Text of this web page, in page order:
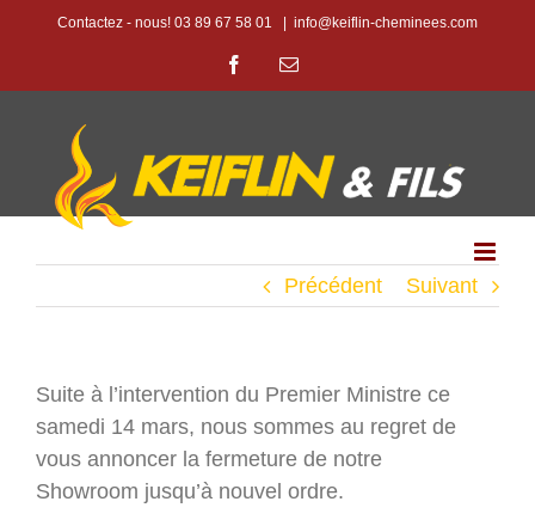
PasserContactez - nous! 03 89 67 58 01 info@keiflin-cheminees.com
FacebookEmail
Précédent Suivant
Suite à l’intervention du Premier Ministre ce
samedi 14 mars, nous sommes au regret de
vous annoncer la fermeture de notre
Showroom jusqu’à nouvel ordre.